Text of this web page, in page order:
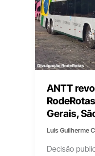
ANTT
Gerais,
Luís Guilherme
Decisão